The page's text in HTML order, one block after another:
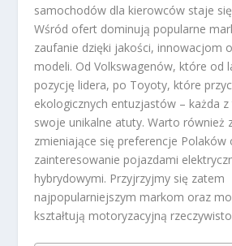
samochodów dla kierowców staje
Wśród ofert dominują popularne
zaufanie dzięki jakości, innowacjom
modeli. Od Volkswagenów, które od
pozycję lidera, po Toyoty, które
ekologicznych entuzjastów – każda
swoje unikalne atuty. Warto również
zmieniające się preferencje Polaków
zainteresowanie pojazdami
hybrydowymi. Przyjrzyjmy się zatem
najpopularniejszym markom oraz
kształtują motoryzacyjną